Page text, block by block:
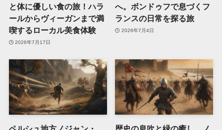
と体に優しい食の旅！ハラ
ールからヴィーガンまで満
喫するローカル美食体験
2026年7月17日
へ。ボンドゥフで息づくフ
ランスの日常を探る旅
2026年7月4日